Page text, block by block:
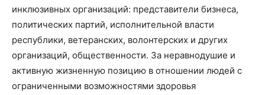
инклюзивных организаций: представители бизнеса,
политических партий, исполнительной власти
республики, ветеранских, волонтерских и других
организаций, общественности. За неравнодушие и
активную жизненную позицию в отношении людей с
ограниченными возможностями здоровья